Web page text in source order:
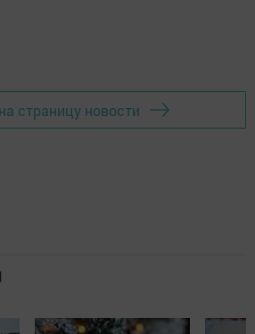
страницу новости